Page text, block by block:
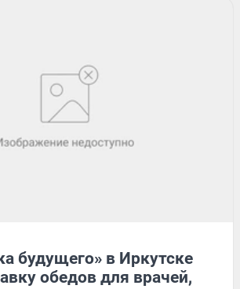
будущего» в Иркутске
обедов для врачей,